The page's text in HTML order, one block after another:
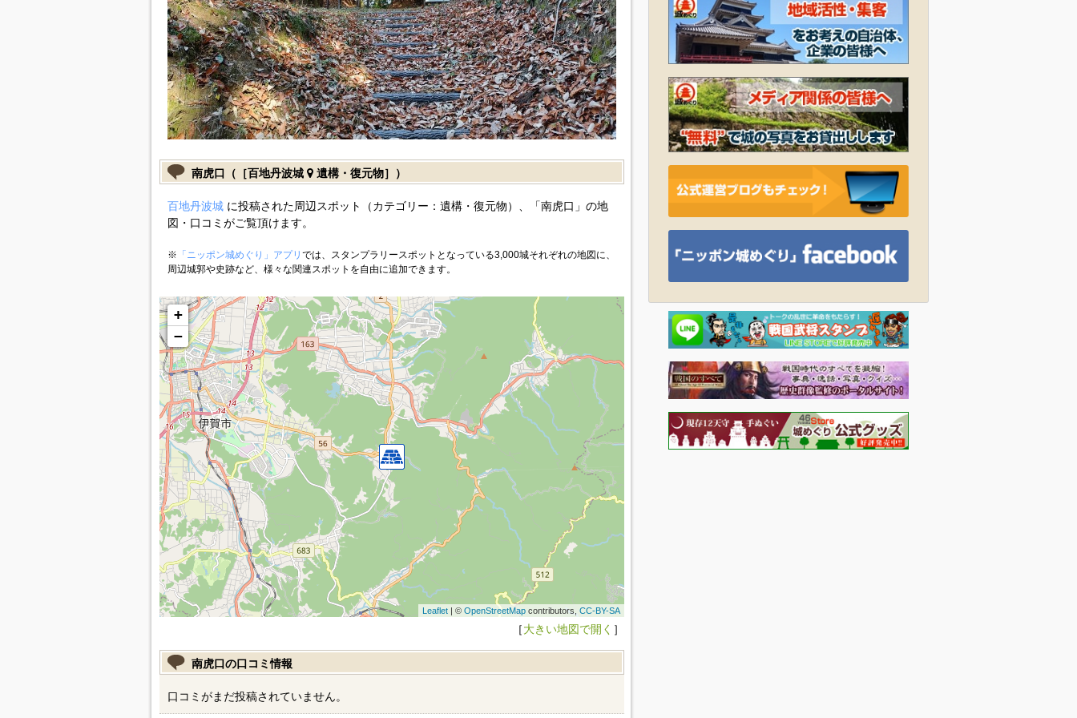
南虎口（［百地丹波城 遺構・復元物］）
百地丹波城に投稿された周辺スポット（カテゴリー：遺構・復元物）、「南虎口」の地
図・口コミがご覧頂けます。
※ 「ニッポン城めぐり」アプリ では、スタンプラリースポットとなっている3,000城それぞれの地図に、
周辺城郭や史跡など、様々な関連スポットを自由に追加できます。
+
−
Leaflet| © OpenStreetMapcontributors, CC-BY-SA
［大きい地図で開く ］
南虎口の口コミ情報
口コミがまだ投稿されていません。